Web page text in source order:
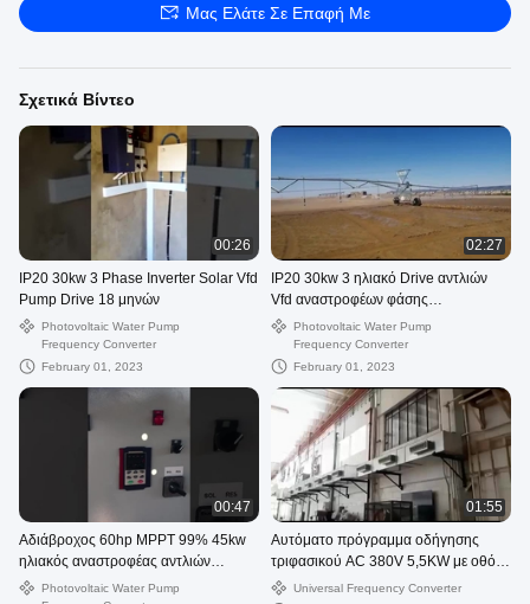
Μας Ελάτε Σε Επαφή Με
Σχετικά Βίντεο
00:26
IP20 30kw 3 Phase Inverter Solar Vfd
Pump Drive 18 μηνών
Photovoltaic Water Pump
Frequency Converter
February 01, 2023
02:27
IP20 30kw 3 ηλιακό Drive αντλιών
Vfd αναστροφέων φάσης
εξουσιοδότηση 18 μήνα
Photovoltaic Water Pump
Frequency Converter
February 01, 2023
00:47
Αδιάβροχος 60hp MPPT 99% 45kw
ηλιακός αναστροφέας αντλιών
αναστροφέων υποβρύχιος
Photovoltaic Water Pump
01:55
Αυτόματο πρόγραμμα οδήγησης
τριφασικού AC 380V 5,5KW με οθόνη
LCDUniversal Frequency Converter